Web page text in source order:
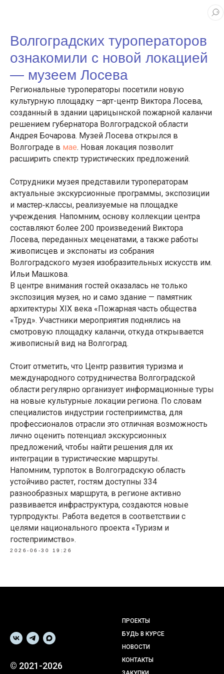
Волгоградских туроператоров
ознакомили с новой локацией
— музеем Лосева
Региональные туроператоры посетили новую
культурную площадку —арт-центр Виктора Лосева,
созданный в здании царицынской пожарной каланчи
решением губернатора Волгоградской области
Андрея Бочарова. Музей Лосева открылся в
Волгограде в мае. Новая локация позволит
расширить спектр туристических предложений.
Сотрудники музея представили туроператорам
актуальные экскурсионные программы, экспозиции
и мастер‑классы, реализуемые на площадке
учреждения. Напомним, основу коллекции центра
составляют более 200 произведений Виктора
Лосева, переданных меценатами, а также работы
живописцев и экспонаты из собрания
Волгоградского музея изобразительных искусств им.
Ильи Машкова.
В центре внимания гостей оказалась не только
экспозиция музея, но и само здание — памятник
архитектуры XIX века «Пожарная часть общества
«Труд». Участники мероприятия поднялись на
смотровую площадку каланчи, откуда открывается
живописный вид на Волгоград.
Стоит отметить, что Центр развития туризма и
международного сотрудничества Волгоградской
области регулярно организует информационные туры
на новые культурные локации региона. По словам
специалистов индустрии гостеприимства, для
профессионалов отрасли это отличная возможность
лично оценить потенциал экскурсионных
предложений, чтобы найти решения для их
интеграции в туристические маршруты.
Напомним, турпоток в Волгоградскую область
устойчиво растет, гостям доступны 334
разнообразных маршрута, в регионе активно
развивается инфраструктура, создаются новые
турпродукты. Работа ведется в соответствии с
целями национального проекта «Туризм и
гостеприимство».
2026-06-30 19:26
© 2021-2026
ПРОЕКТЫ
БУДЬ В КУРСЕ
НОВОСТИ
КОНТАКТЫ